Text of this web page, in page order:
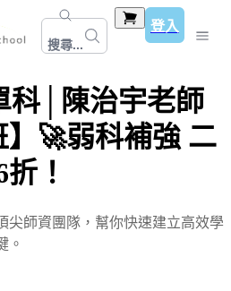
搜尋...
登入
科│陳治宇老師
】🚀弱科補強 二
！
尖師資團隊，幫你快速建立高效學
。